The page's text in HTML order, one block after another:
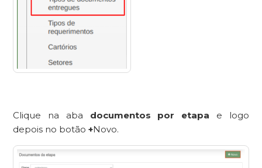
Clique na aba documentos por etapa e logo
depois no botão+Novo.